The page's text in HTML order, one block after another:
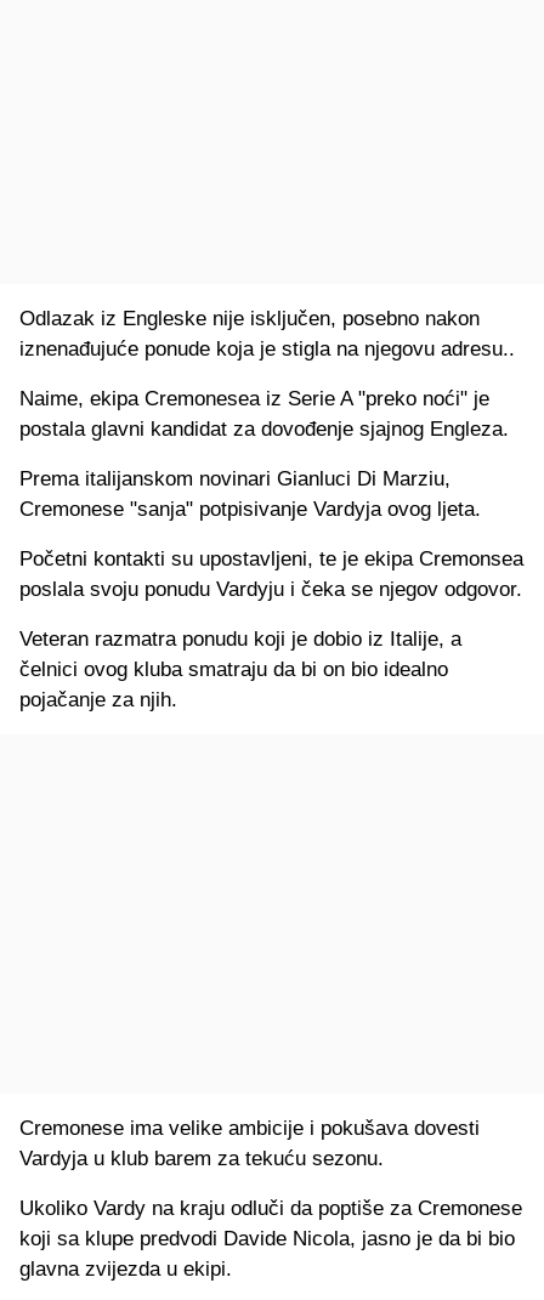
Odlazak iz Engleske nije isključen, posebno nakon
iznenađujuće ponude koja je stigla na njegovu adresu..
Naime, ekipa Cremonesea iz Serie A "preko noći" je
postala glavni kandidat za dovođenje sjajnog Engleza.
Prema italijanskom novinari Gianluci Di Marziu,
Cremonese "sanja" potpisivanje Vardyja ovog ljeta.
Početni kontakti su upostavljeni, te je ekipa Cremonsea
poslala svoju ponudu Vardyju i čeka se njegov odgovor.
Veteran razmatra ponudu koji je dobio iz Italije, a
čelnici ovog kluba smatraju da bi on bio idealno
pojačanje za njih.
Cremonese ima velike ambicije i pokušava dovesti
Vardyja u klub barem za tekuću sezonu.
Ukoliko Vardy na kraju odluči da poptiše za Cremonese
koji sa klupe predvodi Davide Nicola, jasno je da bi bio
glavna zvijezda u ekipi.